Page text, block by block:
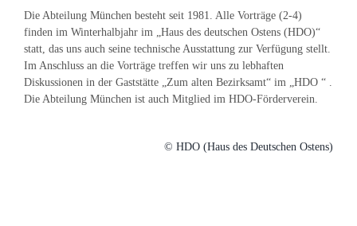
Die Abteilung München besteht seit 1981. Alle Vorträge (2-4)
finden im Winterhalbjahr im „Haus des deutschen Ostens (HDO)“
statt, das uns auch seine technische Ausstattung zur Verfügung stellt.
Im Anschluss an die Vorträge treffen wir uns zu lebhaften
Diskussionen in der Gaststätte „Zum alten Bezirksamt“ im „HDO “ .
Die Abteilung München ist auch Mitglied im HDO-Förderverein.
© HDO (Haus des Deutschen Ostens)